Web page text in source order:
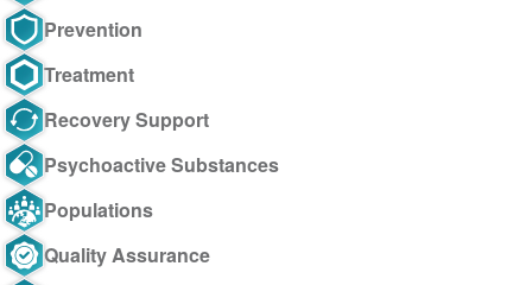
Prevention
Treatment
Recovery Support
Psychoactive Substances
Populations
Quality Assurance